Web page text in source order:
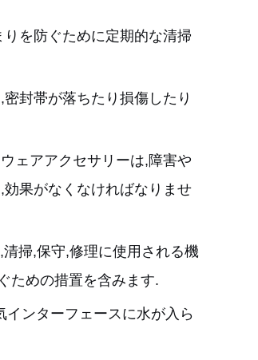
を防ぐために定期的な清掃
封帯が落ちたり損傷したり
ェアアクセサリーは,障害や
果がなくなければなりませ
掃,保守,修理に使用される機
ための措置を含みます.
ンターフェースに水が入ら